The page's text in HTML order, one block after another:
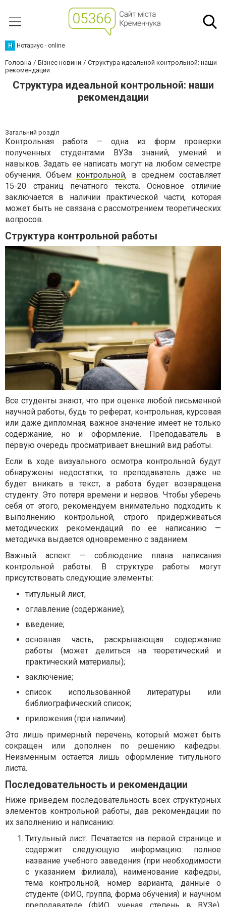
Н Нотариус - online
Головна Бізнес новини
Структура идеальной контрольной: наши
рекомендации
Структура идеальной контрольной: наши
рекомендации
Загальний розділ
Контрольная работа — одна из форм проверки
полученных студентами ВУЗа знаний, умений и
навыков. Задать ее написать могут на любом семестре
обучения. Объем контрольной, в среднем составляет
15-20 страниц печатного текста. Основное отличие
заключается в наличии практической части, которая
может быть не связана с рассмотрением теоретических
вопросов.
Структура контрольной работы
Все студенты знают, что при оценке любой письменной
научной работы, будь то реферат, контрольная, курсовая
или даже дипломная, важное значение имеет не только
содержание, но и оформление. Преподаватель в
первую очередь просматривает внешний вид работы.
Если в ходе визуального осмотра контрольной будут
обнаружены недостатки, то преподаватель даже не
будет вникать в текст, а работа будет возвращена
студенту. Это потеря времени и нервов. Чтобы уберечь
себя от этого, рекомендуем внимательно подходить к
выполнению контрольной, строго придерживаться
методических рекомендаций по ее написанию —
методичка выдается одновременно с заданием.
Важный аспект — соблюдение плана написания
контрольной работы. В структуре работы могут
присутствовать следующие элементы:
титульный лист;
оглавление (содержание);
введение;
основная часть, раскрывающая содержание
работы (может делиться на теоретический и
практический материалы);
заключение;
список использованной литературы или
библиографический список;
приложения (при наличии).
Это лишь примерный перечень, который может быть
сокращен или дополнен по решению кафедры.
Неизменным остается лишь оформление титульного
листа.
Последовательность и рекомендации
Ниже приведем последовательность всех структурных
элементов контрольной работы, дав рекомендации по
их заполнению и написанию:
Титульный лист. Печатается на первой странице и
содержит следующую информацию: полное
название учебного заведения (при необходимости
с указанием филиала), наименование кафедры,
тема контрольной, номер варианта, данные о
студенте (ФИО, группа, форма обучения) и научном